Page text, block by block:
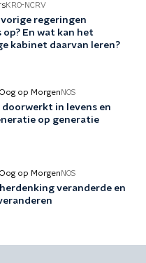
KRO-NCRV
regeringen
op? En wat kan het
kabinet daarvan leren?
op Morgen NOS
doorwerkt in levens en
op generatie
op Morgen NOS
veranderde en